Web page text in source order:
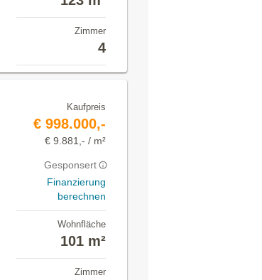
Zimmer
4
Kaufpreis
€ 998.000,-
€ 9.881,- / m²
Gesponsert
Finanzierung
berechnen
Wohnfläche
101 m²
Zimmer